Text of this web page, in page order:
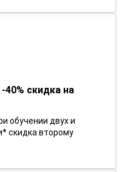
40% скидка на
обучении двух и
скидка второму